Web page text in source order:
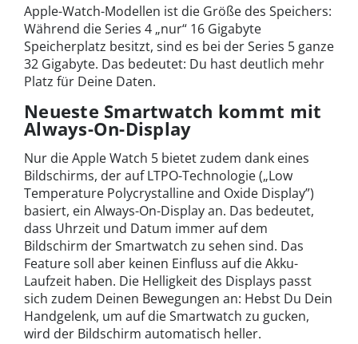
Apple-Watch-Modellen ist die Größe des Speichers:
Während die Series 4 „nur“ 16 Gigabyte
Speicherplatz besitzt, sind es bei der Series 5 ganze
32 Gigabyte. Das bedeutet: Du hast deutlich mehr
Platz für Deine Daten.
Neueste Smartwatch kommt mit
Always-On-Display
Nur die Apple Watch 5 bietet zudem dank eines
Bildschirms, der auf LTPO-Technologie („Low
Temperature Polycrystalline and Oxide Display”)
basiert, ein Always-On-Display an. Das bedeutet,
dass Uhrzeit und Datum immer auf dem
Bildschirm der Smartwatch zu sehen sind. Das
Feature soll aber keinen Einfluss auf die Akku-
Laufzeit haben. Die Helligkeit des Displays passt
sich zudem Deinen Bewegungen an: Hebst Du Dein
Handgelenk, um auf die Smartwatch zu gucken,
wird der Bildschirm automatisch heller.